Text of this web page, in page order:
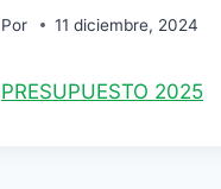
Por 11 diciembre, 2024
PRESUPUESTO 2025